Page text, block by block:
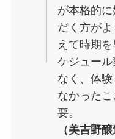
が本格的
だく方が
えて時期
ケジュー
なく、体
なかった
要。
（美吉野